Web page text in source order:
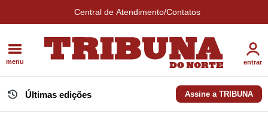
Central de Atendimento/Contatos
menu entrar
Últimas edições Assine a TRIBUNA